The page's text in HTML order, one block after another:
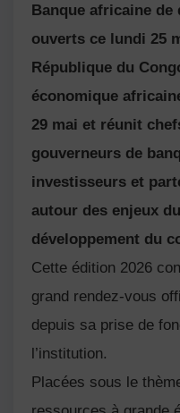
Banque africaine de
ouverts ce lundi 25
République du
économique
29 mai et réunit
gouverneurs de
investisseurs et
autour des enjeux
développement du
Cette édition 2026
grand rendez-vous
depuis sa prise de
l’institution.
Placées sous le